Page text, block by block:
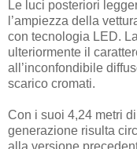
Le luci posteriori
l’ampiezza della
con tecnologia LED.
ulteriormente il
all’inconfondibile
scarico cromati.
Con i suoi 4,24 metri
generazione risulta
alla versione